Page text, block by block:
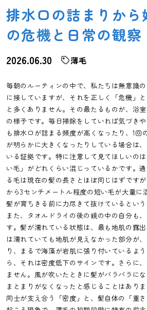
排水口の詰まりから
の危機と日常の観察
2026.06.30 薄毛
毎朝のルーティンの中で、私たちは無意識
に接していますが、それを正しく「危機」
と多くありません。その最たるものが、浴
の様子です。毎日掃除をしていれば気づき
も排水口が詰まる頻度が高くなったり、1回
が明らかに大きくなったりしている場合は
いる証拠です。特に注意して見てほしいの
い毛」がどれくらい混じっているかです。
る毛は現在の髪の長さとほぼ同じはずです
から3センチメートル程度の短い毛が大量に
髪が育ちきる前に力尽きて抜けているとい
また、タオルドライの後の鏡の中の自分も
す。髪が濡れている状態は、最も地肌の露
は濡れていても地肌が見えなかった部分が
り、まるで海藻が岩肌に張り付いているよ
ら、それは密度低下のサインです。さらに
ません。風が吹いたときに髪がバラバラに
まとまりがなくなったと感じることはあり
同士が支え合う「密度」と、髪自体の「重